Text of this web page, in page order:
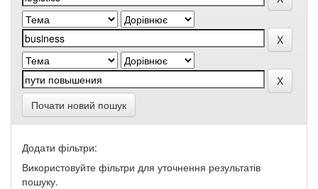
Почати новий пошук
Додати фільтри:
Використовуйте фільтри для уточнення результатів
пошуку.